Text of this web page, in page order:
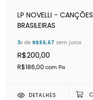
LP NOVELLI - CANÇÕES
BRASILEIRAS
3x de R$66,67 sem juros
R$200,00
R$186,00 com Pix
DETALHES